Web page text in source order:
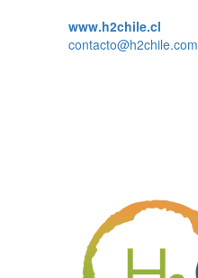
www.h2chile.cl
contacto@h2chile.com